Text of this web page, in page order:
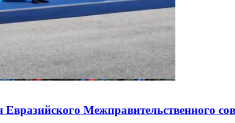
Межправительственного